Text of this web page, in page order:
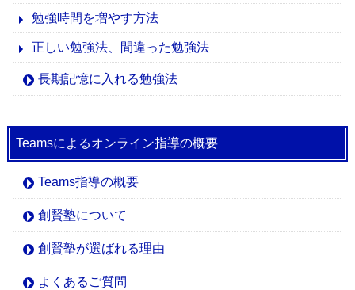
勉強時間を増やす方法
正しい勉強法、間違った勉強法
長期記憶に入れる勉強法
Teamsによるオンライン指導の概要
Teams指導の概要
創賢塾について
創賢塾が選ばれる理由
よくあるご質問